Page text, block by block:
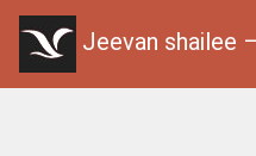
Jeevan shailee